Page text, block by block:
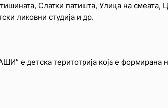
Слатки патишта, Улица на смеата,
ликовни студија и др.
е детска теритотрија која е формирана